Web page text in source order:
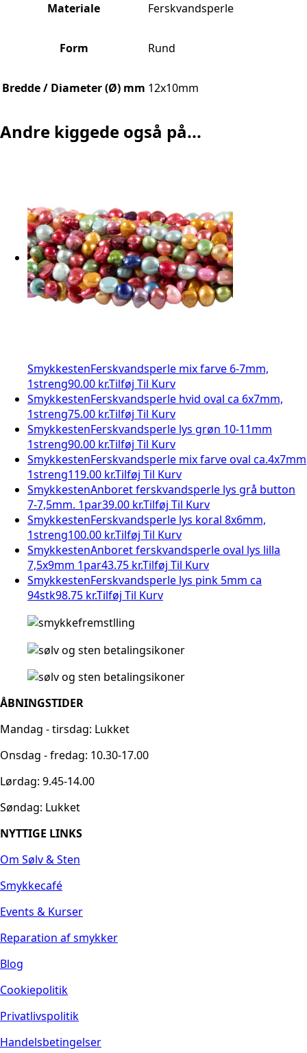
Materiale Ferskvandsperle
Form Rund
Bredde / Diameter (Ø) mm 12x10mm
Andre kiggede også på...
SmykkestenFerskvandsperle mix farve 6-7mm,
1streng90.00 kr.Tilføj Til Kurv
SmykkestenFerskvandsperle hvid oval ca 6x7mm,
1streng75.00 kr.Tilføj Til Kurv
SmykkestenFerskvandsperle lys grøn 10-11mm
1streng90.00 kr.Tilføj Til Kurv
SmykkestenFerskvandsperle mix farve oval ca.4x7mm
1streng119.00 kr.Tilføj Til Kurv
SmykkestenAnboret ferskvandsperle lys grå button
7-7,5mm. 1par39.00 kr.Tilføj Til Kurv
SmykkestenFerskvandsperle lys koral 8x6mm,
1streng100.00 kr.Tilføj Til Kurv
SmykkestenAnboret ferskvandsperle oval lys lilla
7,5x9mm 1par43.75 kr.Tilføj Til Kurv
SmykkestenFerskvandsperle lys pink 5mm ca
94stk98.75 kr.Tilføj Til Kurv
ÅBNINGSTIDER
Mandag - tirsdag: Lukket
Onsdag - fredag: 10.30-17.00
Lørdag: 9.45-14.00
Søndag: Lukket
NYTTIGE LINKS
Om Sølv & Sten
Smykkecafé
Events & Kurser
Reparation af smykker
Blog
Cookiepolitik
Privatlivspolitik
Handelsbetingelser